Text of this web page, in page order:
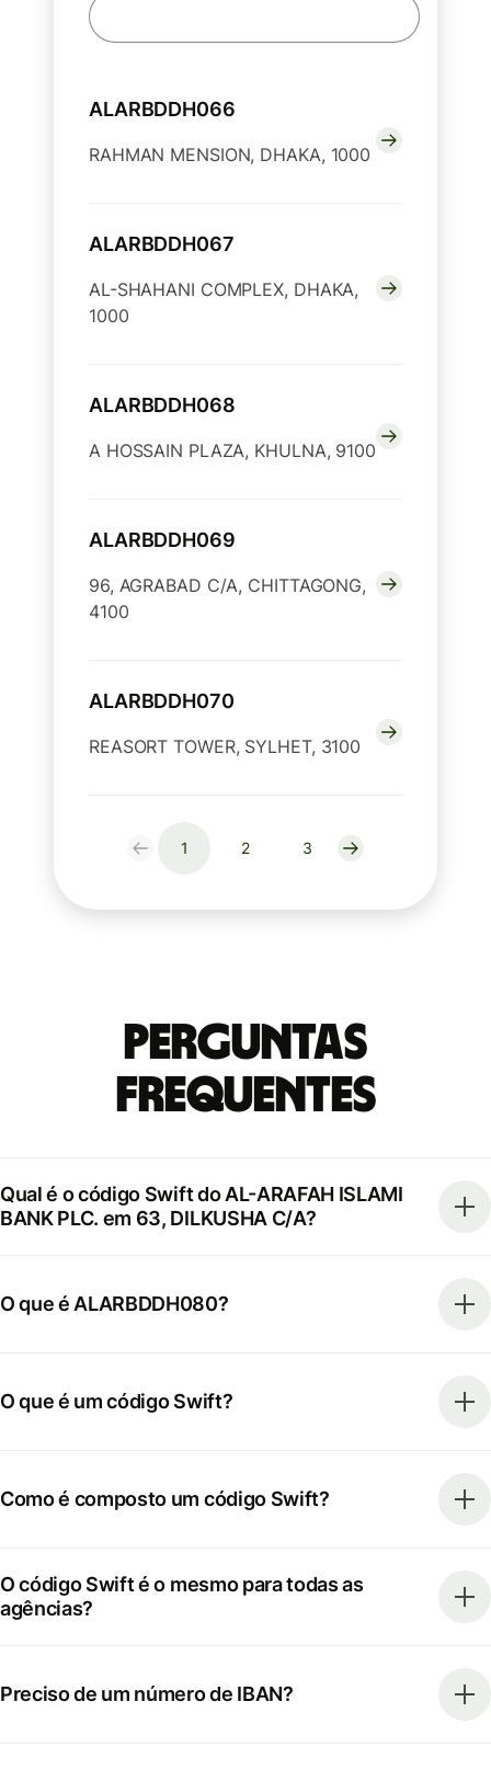
ALARBDDH066
RAHMAN MENSION, DHAKA, 1000
ALARBDDH067
AL-SHAHANI COMPLEX, DHAKA,
1000
ALARBDDH068
A HOSSAIN PLAZA, KHULNA, 9100
ALARBDDH069
96, AGRABAD C/A, CHITTAGONG,
4100
ALARBDDH070
REASORT TOWER, SYLHET, 3100
1 2 3
Perguntas
frequentes
Qual é o código Swift do AL-ARAFAH ISLAMI
BANK PLC. em 63, DILKUSHA C/A?
O que é ALARBDDH080?
O que é um código Swift?
Como é composto um código Swift?
O código Swift é o mesmo para todas as
agências?
Preciso de um número de IBAN?